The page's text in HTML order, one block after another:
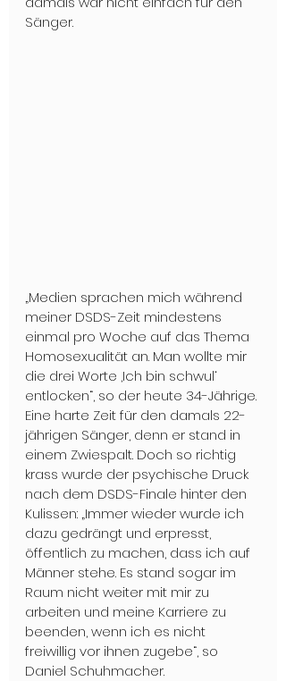
Sänger.
„Medien sprachen mich während
meiner DSDS-Zeit mindestens
einmal pro Woche auf das Thema
Homosexualität an. Man wollte mir
die drei Worte ‚Ich bin schwul‘
entlocken“, so der heute 34-Jährige.
Eine harte Zeit für den damals 22-
jährigen Sänger, denn er stand in
einem Zwiespalt. Doch so richtig
krass wurde der psychische Druck
nach dem DSDS-Finale hinter den
Kulissen: „Immer wieder wurde ich
dazu gedrängt und erpresst,
öffentlich zu machen, dass ich auf
Männer stehe. Es stand sogar im
Raum nicht weiter mit mir zu
arbeiten und meine Karriere zu
beenden, wenn ich es nicht
freiwillig vor ihnen zugebe“, so
Daniel Schuhmacher.